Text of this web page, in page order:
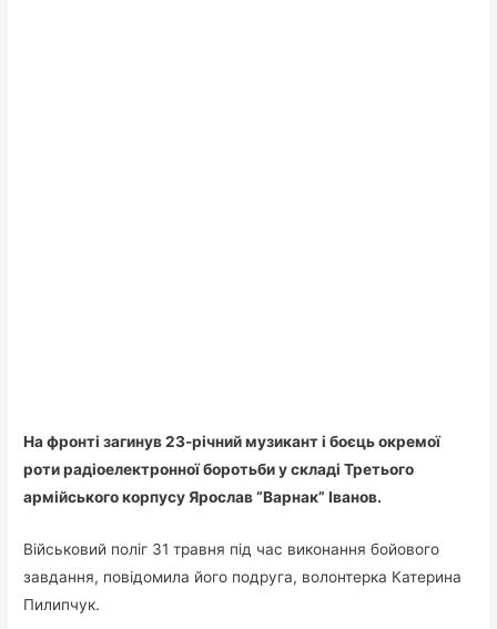
На фронті загинув 23-річний музикант і боєць окремої
роти радіоелектронної боротьби у складі Третього
армійського корпусу Ярослав “Варнак” Іванов.
Військовий поліг 31 травня під час виконання бойового
завдання, повідомила його подруга, волонтерка Катерина
Пилипчук.